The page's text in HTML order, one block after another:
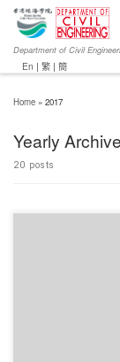
Department of Civil
En | 繁 | 簡
Home » 2017
Yearly
20 posts